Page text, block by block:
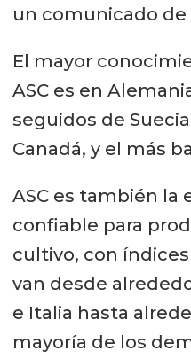
un comunicado de
El mayor
ASC es en
seguidos de
Canadá, y el más
ASC es también la
confiable para
cultivo, con
van desde
e Italia hasta
mayoría de los